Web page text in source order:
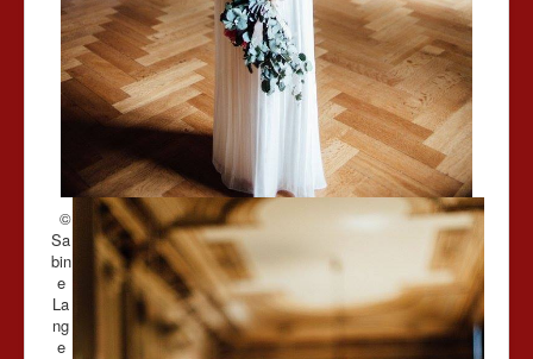
©
Sa
bin
e
La
ng
e